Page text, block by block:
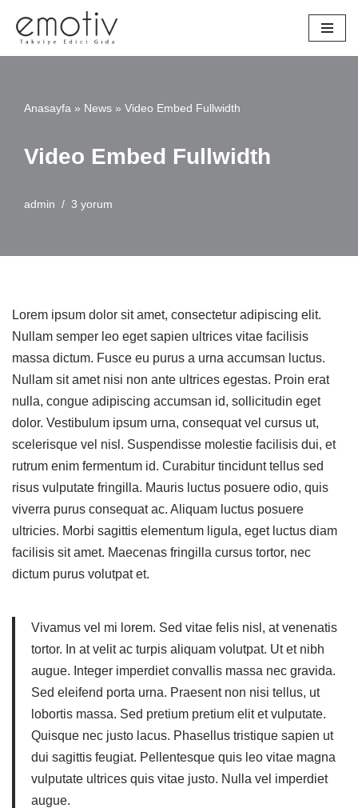
İçeriğe
Anasayfa » News » Video Embed Fullwidth
Video Embed Fullwidth
admin 3 yorum
Lorem ipsum dolor sit amet, consectetur adipiscing elit.
Nullam semper leo eget sapien ultrices vitae facilisis
massa dictum. Fusce eu purus a urna accumsan luctus.
Nullam sit amet nisi non ante ultrices egestas. Proin erat
nulla, congue adipiscing accumsan id, sollicitudin eget
dolor. Vestibulum ipsum urna, consequat vel cursus ut,
scelerisque vel nisl. Suspendisse molestie facilisis dui, et
rutrum enim fermentum id. Curabitur tincidunt tellus sed
risus vulputate fringilla. Mauris luctus posuere odio, quis
viverra purus consequat ac. Aliquam luctus posuere
ultricies. Morbi sagittis elementum ligula, eget luctus diam
facilisis sit amet. Maecenas fringilla cursus tortor, nec
dictum purus volutpat et.
Vivamus vel mi lorem. Sed vitae felis nisl, at venenatis
tortor. In at velit ac turpis aliquam volutpat. Ut et nibh
augue. Integer imperdiet convallis massa nec gravida.
Sed eleifend porta urna. Praesent non nisi tellus, ut
lobortis massa. Sed pretium pretium elit et vulputate.
Quisque nec justo lacus. Phasellus tristique sapien ut
dui sagittis feugiat. Pellentesque quis leo vitae magna
vulputate ultrices quis vitae justo. Nulla vel imperdiet
augue.